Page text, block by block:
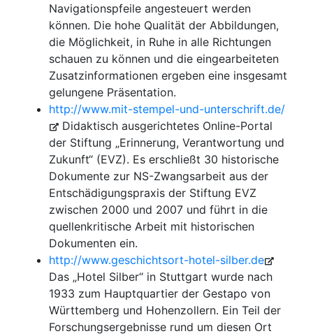
Navigationspfeile angesteuert werden
können. Die hohe Qualität der Abbildungen,
die Möglichkeit, in Ruhe in alle Richtungen
schauen zu können und die eingearbeiteten
Zusatzinformationen ergeben eine insgesamt
gelungene Präsentation.
http://www.mit-stempel-und-unterschrift.de/
Didaktisch ausgerichtetes Online-Portal
der Stiftung „Erinnerung, Verantwortung und
Zukunft“ (EVZ). Es erschließt 30 historische
Dokumente zur NS-Zwangsarbeit aus der
Entschädigungspraxis der Stiftung EVZ
zwischen 2000 und 2007 und führt in die
quellenkritische Arbeit mit historischen
Dokumenten ein.
http://www.geschichtsort-hotel-silber.de
Das „Hotel Silber“ in Stuttgart wurde nach
1933 zum Hauptquartier der Gestapo von
Württemberg und Hohenzollern. Ein Teil der
Forschungsergebnisse rund um diesen Ort